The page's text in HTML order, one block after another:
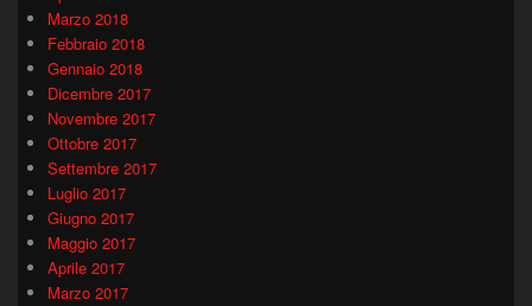
Marzo 2018
Febbraio 2018
Gennaio 2018
Dicembre 2017
Novembre 2017
Ottobre 2017
Settembre 2017
Luglio 2017
Giugno 2017
Maggio 2017
Aprile 2017
Marzo 2017